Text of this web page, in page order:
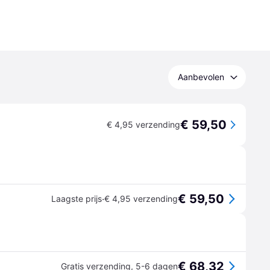
Aanbevolen
€ 4,95 verzending€ 59,50
Laagste prijs·€ 4,95 verzending€ 59,50
Gratis verzending, 5-6 dagen€ 68,32